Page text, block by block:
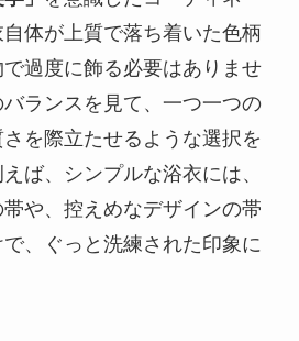
体が上質で落ち着いた色柄
過度に飾る必要はありませ
ランスを見て、一つ一つの
を際立たせるような選択を
ば、シンプルな浴衣には、
や、控えめなデザインの帯
、ぐっと洗練された印象に